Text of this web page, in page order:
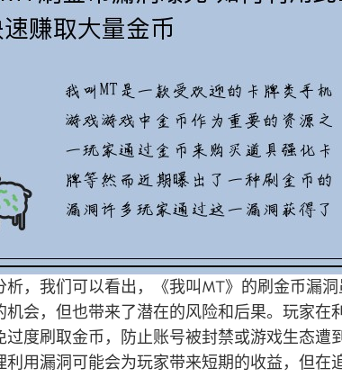
析，我们可以看出，《我叫MT》的刷金币漏
机会，但也带来了潜在的风险和后果。玩家在
过度刷取金币，防止账号被封禁或游戏生态遭
利用漏洞可能会为玩家带来短期的收益，但在